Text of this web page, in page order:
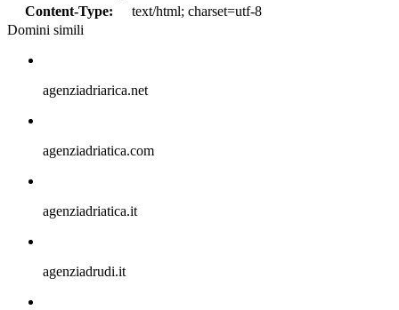
Content-Type:
text/html; charset=utf-8
Domini simili
agenziadriarica.net
agenziadriatica.com
agenziadriatica.it
agenziadrudi.it